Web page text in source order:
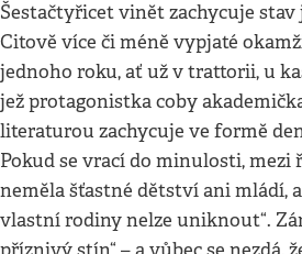
Šestačtyřicet vinět zachycuje
Citově více či méně vypjaté
jednoho roku, ať už v trattorii, u
jež protagonistka coby
literaturou zachycuje ve formě
Pokud se vrací do minulosti, mezi
neměla šťastné dětství ani mládí,
vlastní rodiny nelze uniknout“.